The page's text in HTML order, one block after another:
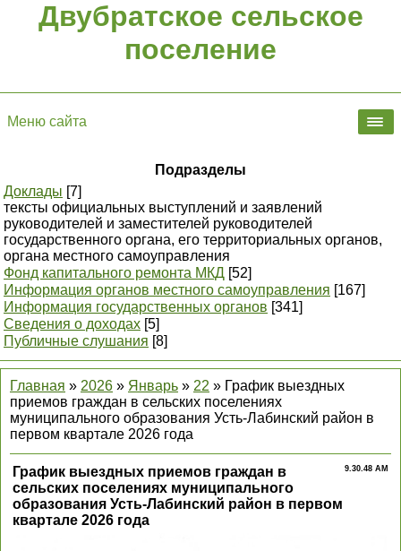
Двубратское сельское
поселение
Меню сайта
Подразделы
Доклады [7]
тексты официальных выступлений и заявлений
руководителей и заместителей руководителей
государственного органа, его территориальных органов,
органа местного самоуправления
Фонд капитального ремонта МКД [52]
Информация органов местного самоуправления [167]
Информация государственных органов [341]
Сведения о доходах [5]
Публичные слушания [8]
Главная » 2026 » Январь » 22 » График выездных
приемов граждан в сельских поселениях
муниципального образования Усть-Лабинский район в
первом квартале 2026 года
9.30.48 AM
График выездных приемов граждан в
сельских поселениях муниципального
образования Усть-Лабинский район в первом
квартале 2026 года